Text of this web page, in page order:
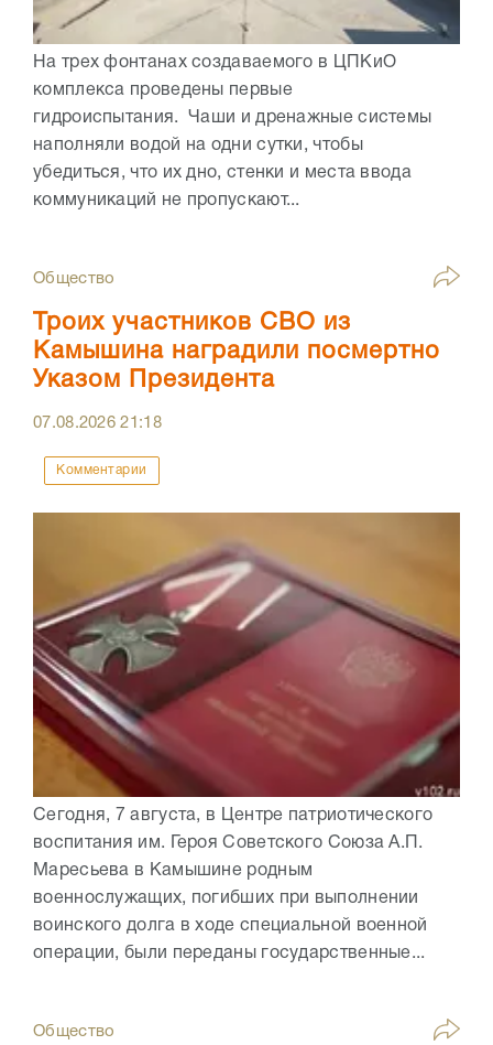
На трех фонтанах создаваемого в ЦПКиО
комплекса проведены первые
гидроиспытания. Чаши и дренажные системы
наполняли водой на одни сутки, чтобы
убедиться, что их дно, стенки и места ввода
коммуникаций не пропускают...
Общество
Троих участников СВО из
Камышина наградили посмертно
Указом Президента
07.08.202621:18
Комментарии
Сегодня, 7 августа, в Центре патриотического
воспитания им. Героя Советского Союза А.П.
Маресьева в Камышине родным
военнослужащих, погибших при выполнении
воинского долга в ходе специальной военной
операции, были переданы государственные...
Общество